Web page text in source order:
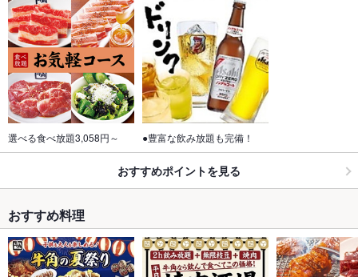
選べる食べ放題3,058円～ ●豊富な飲み放題も完備！
おすすめポイントを見る
おすすめ料理